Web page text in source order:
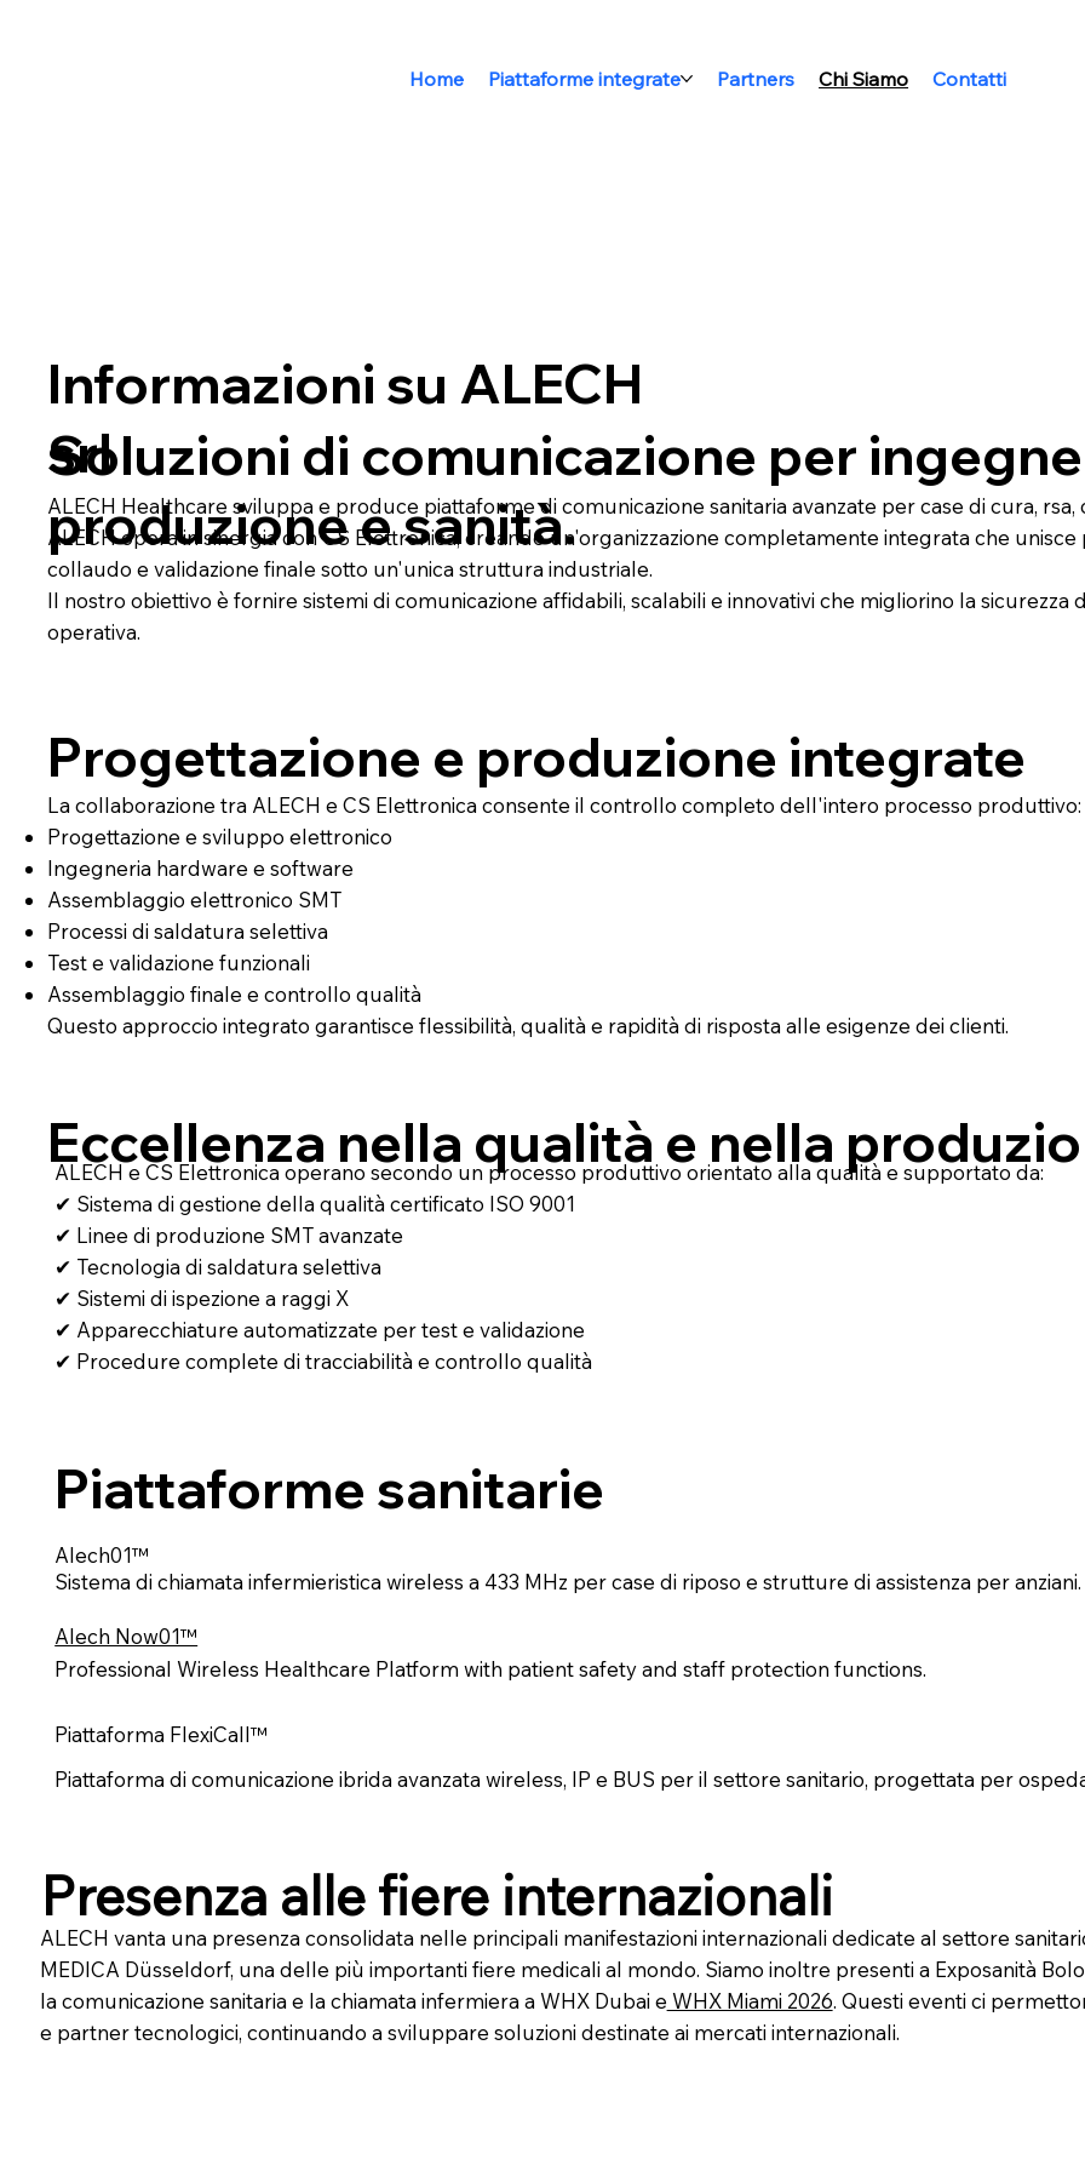
Home Piattaforme integrate Partners Chi Siamo Contatti
Informazioni su ALECH
srl
Soluzioni di comunicazione per
produzione e sanità.
ALECH Healthcare sviluppa e produce piattaforme di comunicazione sanitaria avanzate per case di cura,
ALECH opera in sinergia con CS Elettronica, creando un'organizzazione completamente integrata che
collaudo e validazione finale sotto un'unica struttura industriale.
Il nostro obiettivo è fornire sistemi di comunicazione affidabili, scalabili e innovativi che migliorino la
operativa.
Progettazione e produzione integrate
La collaborazione tra ALECH e CS Elettronica consente il controllo completo dell'intero processo produttivo:
Progettazione e sviluppo elettronico
Ingegneria hardware e software
Assemblaggio elettronico SMT
Processi di saldatura selettiva
Test e validazione funzionali
Assemblaggio finale e controllo qualità
Questo approccio integrato garantisce flessibilità, qualità e rapidità di risposta alle esigenze dei clienti.
Eccellenza nella qualità e nella
ALECH e CS Elettronica operano secondo un processo produttivo orientato alla qualità e supportato da:
✔ Sistema di gestione della qualità certificato ISO 9001
✔ Linee di produzione SMT avanzate
✔ Tecnologia di saldatura selettiva
✔ Sistemi di ispezione a raggi X
✔ Apparecchiature automatizzate per test e validazione
✔ Procedure complete di tracciabilità e controllo qualità
Piattaforme sanitarie
Sistema di chiamata infermieristica wireless a 433 MHz per case di riposo e strutture di assistenza per anziani.
Alech01™
Alech Now01™
Professional Wireless Healthcare Platform with patient safety and staff protection functions.
Piattaforma FlexiCall™
Piattaforma di comunicazione ibrida avanzata wireless, IP e BUS per il settore sanitario, progettata per
Presenza alle fiere internazionali
ALECH vanta una presenza consolidata nelle principali manifestazioni internazionali dedicate al settore
MEDICA Düsseldorf, una delle più importanti fiere medicali al mondo. Siamo inoltre presenti a Exposanità
la comunicazione sanitaria e la chiamata infermiera a WHX Dubai e WHX Miami 2026. Questi eventi ci
e partner tecnologici, continuando a sviluppare soluzioni destinate ai mercati internazionali.